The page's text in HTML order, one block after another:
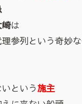
は
参列という奇妙
という施主